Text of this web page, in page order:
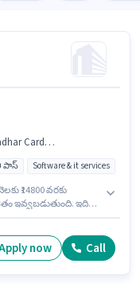
PAN Card
పాస్ Software & it services
₹14800 వరకు
ఇవ్వబడుతుంది. ఇది
తరగతి పాస్ డిగ్రీ లేదా
ప్రాధాన్యత ఇస్తారు.
now Call